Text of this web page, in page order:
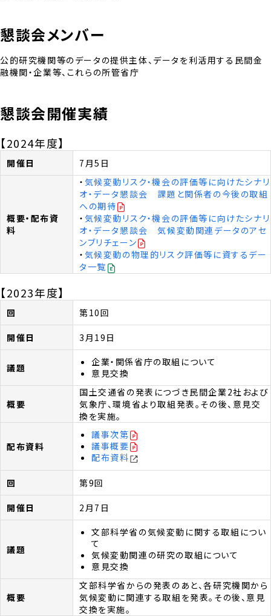
懇談会メンバー
公的研究機関等のデータの提供主体、データを利活用する民間金
融機関・企業等、これらの所管省庁
懇談会開催実績
【2024年度】
7月5日
・ 気候変動リスク・機会の評価等に向けたシナリ
オ・データ懇談会 課題と関係者の今後の取組
への期待
・ 気候変動リスク・機会の評価等に向けたシナリ
オ・データ懇談会 気候変動関連データのアセ
ンブリチェーン
・ 気候変動の物理的リスク評価等に資するデー
タ一覧
【2023年度】
第10回
3月19日
企業・関係省庁の取組について
意見交換
国土交通省の発表につづき民間企業2社および
気象庁、環境省より取組発表。その後、意見交
換を実施。
議事次第
議事概要
配布資料
第9回
2月7日
文部科学省の気候変動に関する取組につい
て
気候変動関連の研究の取組について
意見交換
文部科学省からの発表のあと、各研究機関から
気候変動に関連する取組を発表。その後、意見
交換を実施。